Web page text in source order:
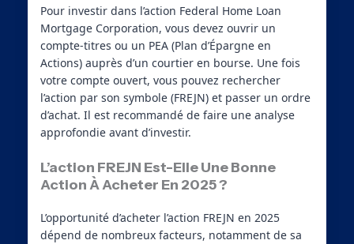
Pour investir dans l’action Federal Home Loan
Mortgage Corporation, vous devez ouvrir un
compte-titres ou un PEA (Plan d’Épargne en
Actions) auprès d’un courtier en bourse. Une fois
votre compte ouvert, vous pouvez rechercher
l’action par son symbole (FREJN) et passer un ordre
d’achat. Il est recommandé de faire une analyse
approfondie avant d’investir.
L’action FREJN Est-Elle Une Bonne
Action À Acheter En 2025 ?
L’opportunité d’acheter l’action FREJN en 2025
dépend de nombreux facteurs, notamment de sa